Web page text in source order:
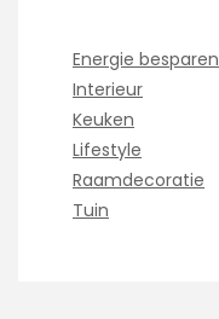
Energie besparen
Interieur
Keuken
Lifestyle
Raamdecoratie
Tuin